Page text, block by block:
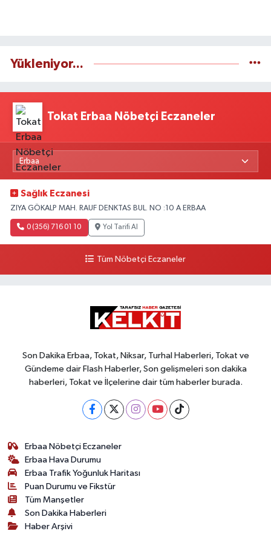
Yükleniyor...
Tokat Erbaa Nöbetçi Eczaneler
Sağlık Eczanesi
ZIYA GÖKALP MAH. RAUF DENKTAS BUL. NO :10 A ERBAA
0 (356) 716 01 10 Yol Tarifi Al
Tüm Nöbetçi Eczaneler
Son Dakika Erbaa, Tokat, Niksar, Turhal Haberleri, Tokat ve
Gündeme dair Flash Haberler, Son gelişmeleri son dakika
haberleri, Tokat ve İlçelerine dair tüm haberler burada.
Erbaa Nöbetçi Eczaneler
Erbaa Hava Durumu
Erbaa Trafik Yoğunluk Haritası
Puan Durumu ve Fikstür
Tüm Manşetler
Son Dakika Haberleri
Haber Arşivi